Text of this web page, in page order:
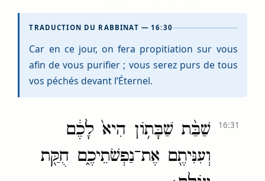
TRADUCTION DU RABBINAT — 16:30
Car en ce jour, on fera propitiation sur vous
afin de vous purifier ; vous serez purs de tous
vos péchés devant l’Éternel.
שַׁבַּ֨ת שַׁבָּת֥וֹן הִיא֙ לָכֶ֔ם
וְעִנִּיתֶ֖ם אֶת־נַפְשֹׁתֵיכֶ֑ם חֻקַּ֖ת
16:31